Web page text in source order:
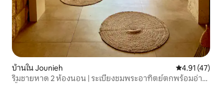
บ้านใน Jounieh คะแนนเฉลี่ย
4.91 (47)
ริมชายหาด 2 ห้องนอน | ระเบียงชมพระอาทิตย์ตกพร้อมอ่าง